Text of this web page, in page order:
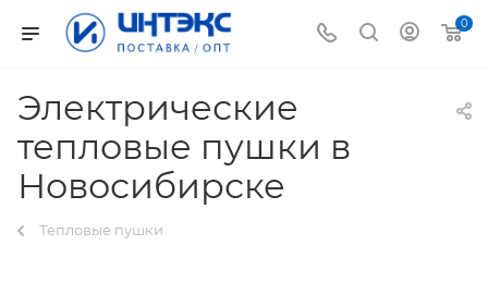
0
Электрические
тепловые пушки в
Новосибирске
Тепловые пушки